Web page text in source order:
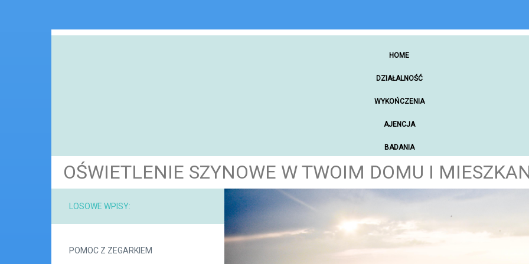
HOME
DZIAŁALNOŚĆ
WYKOŃCZENIA
AJENCJA
BADANIA
ZAKUPY ONLINE
MATERIAŁY PROMOCYJNE
OŚWIETLENIE SZYNOWE W TWOIM DOMU I
LOSOWE WPISY:
POMOC Z ZEGARKIEM